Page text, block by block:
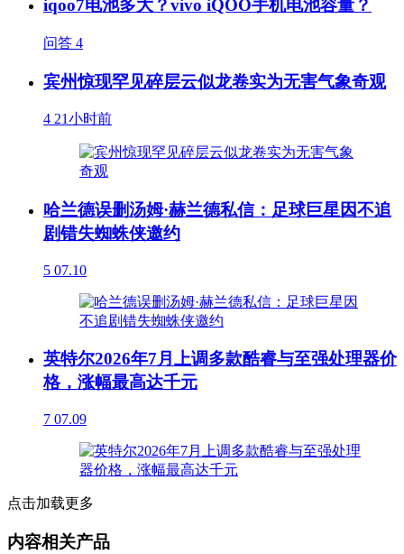
iqoo7电池多大？vivo iQOO手机电池容量？
问答 4
宾州惊现罕见碎层云似龙卷实为无害气象奇观
4 21小时前
哈兰德误删汤姆·赫兰德私信：足球巨星因不追
剧错失蜘蛛侠邀约
5 07.10
英特尔2026年7月上调多款酷睿与至强处理器价
格，涨幅最高达千元
7 07.09
点击加载更多
内容相关产品